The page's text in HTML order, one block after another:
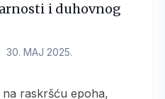
i duhovnog
30. МАЈ 2025.